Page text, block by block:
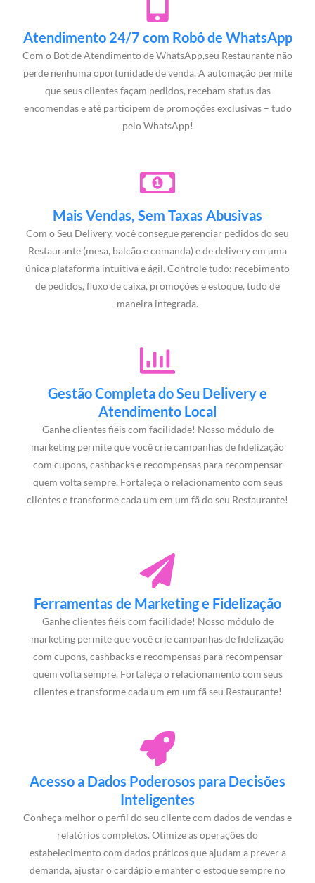
Atendimento 24/7 com Robô de WhatsApp
Com o Bot de Atendimento de WhatsApp,seu Restaurante não
perde nenhuma oportunidade de venda. A automação permite
que seus clientes façam pedidos, recebam status das
encomendas e até participem de promoções exclusivas – tudo
pelo WhatsApp!
Mais Vendas, Sem Taxas Abusivas
Com o Seu Delivery, você consegue gerenciar pedidos do seu
Restaurante (mesa, balcão e comanda) e de delivery em uma
única plataforma intuitiva e ágil. Controle tudo: recebimento
de pedidos, fluxo de caixa, promoções e estoque, tudo de
maneira integrada.
Gestão Completa do Seu Delivery e
Atendimento Local
Ganhe clientes fiéis com facilidade! Nosso módulo de
marketing permite que você crie campanhas de fidelização
com cupons, cashbacks e recompensas para recompensar
quem volta sempre. Fortaleça o relacionamento com seus
clientes e transforme cada um em um fã do seu Restaurante!
Ferramentas de Marketing e Fidelização
Ganhe clientes fiéis com facilidade! Nosso módulo de
marketing permite que você crie campanhas de fidelização
com cupons, cashbacks e recompensas para recompensar
quem volta sempre. Fortaleça o relacionamento com seus
clientes e transforme cada um em um fã seu Restaurante!
Acesso a Dados Poderosos para Decisões
Inteligentes
Conheça melhor o perfil do seu cliente com dados de vendas e
relatórios completos. Otimize as operações do
estabelecimento com dados práticos que ajudam a prever a
demanda, ajustar o cardápio e manter o estoque sempre no